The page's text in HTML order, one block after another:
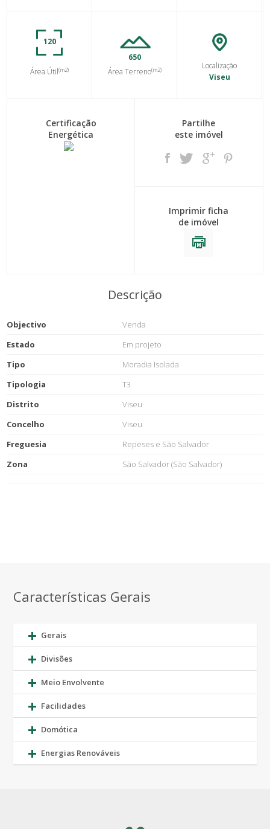
120
Área Útil(m2)
650
Área Terreno(m2)
Localização
Viseu
Certificação
Energética
Partilhe
este imóvel
Imprimir ficha
de imóvel
Descrição
Objectivo
Venda
Estado
Em projeto
Tipo
Moradia Isolada
Tipologia
T3
Distrito
Viseu
Concelho
Viseu
Freguesia
Repeses e São Salvador
Zona
São Salvador (São Salvador)
Características Gerais
Gerais
Divisões
Meio Envolvente
Facilidades
Domótica
Energias Renováveis